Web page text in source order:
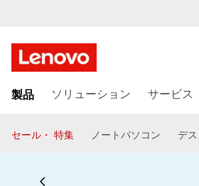
イ
コ
ン
製品 ソリューション サービス
セール・ 特集 ノートパソコン デ